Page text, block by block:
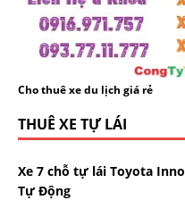
Cho thuê xe du lịch giá rẻ
THUÊ XE TỰ LÁI
Xe 7 chỗ tự lái Toyota
Tự Động